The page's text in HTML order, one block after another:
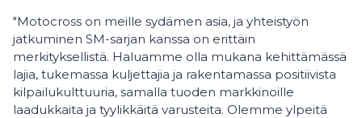
"Motocross on meille sydämen asia, ja yhteistyön
jatkuminen SM-sarjan kanssa on erittäin
merkityksellistä. Haluamme olla mukana kehittämässä
lajia, tukemassa kuljettajia ja rakentamassa positiivista
kilpailukulttuuria, samalla tuoden markkinoille
laadukkaita ja tyylikkäitä varusteita. Olemme ylpeitä